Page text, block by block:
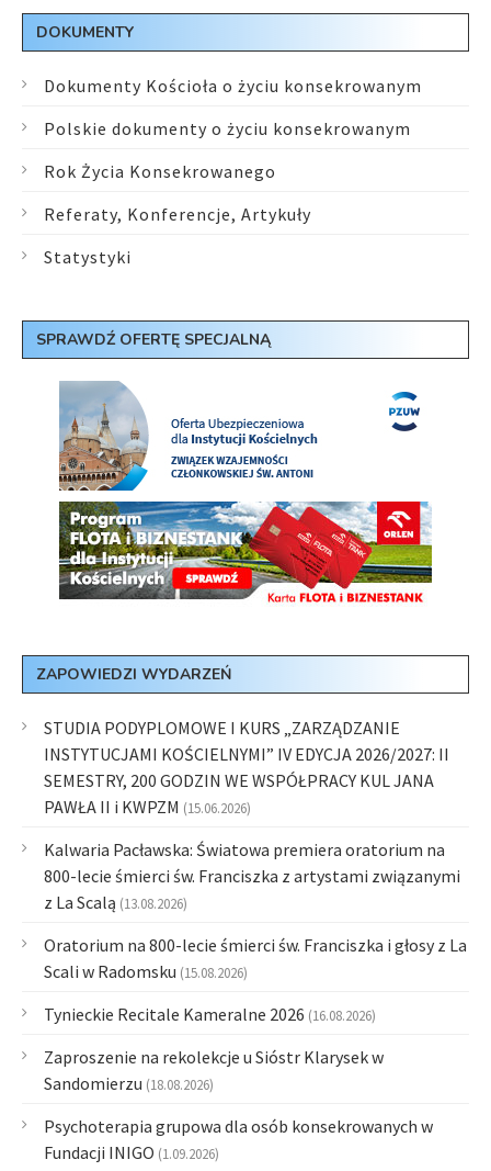
DOKUMENTY
Dokumenty Kościoła o życiu konsekrowanym
Polskie dokumenty o życiu konsekrowanym
Rok Życia Konsekrowanego
Referaty, Konferencje, Artykuły
Statystyki
SPRAWDŹ OFERTĘ SPECJALNĄ
ZAPOWIEDZI WYDARZEŃ
STUDIA PODYPLOMOWE I KURS „ZARZĄDZANIE
INSTYTUCJAMI KOŚCIELNYMI” IV EDYCJA 2026/2027: II
SEMESTRY, 200 GODZIN WE WSPÓŁPRACY KUL JANA
PAWŁA II i KWPZM (15.06.2026)
Kalwaria Pacławska: Światowa premiera oratorium na
800-lecie śmierci św. Franciszka z artystami związanymi
z La Scalą (13.08.2026)
Oratorium na 800-lecie śmierci św. Franciszka i głosy z La
Scali w Radomsku (15.08.2026)
Tynieckie Recitale Kameralne 2026 (16.08.2026)
Zaproszenie na rekolekcje u Sióstr Klarysek w
Sandomierzu (18.08.2026)
Psychoterapia grupowa dla osób konsekrowanych w
Fundacji INIGO (1.09.2026)